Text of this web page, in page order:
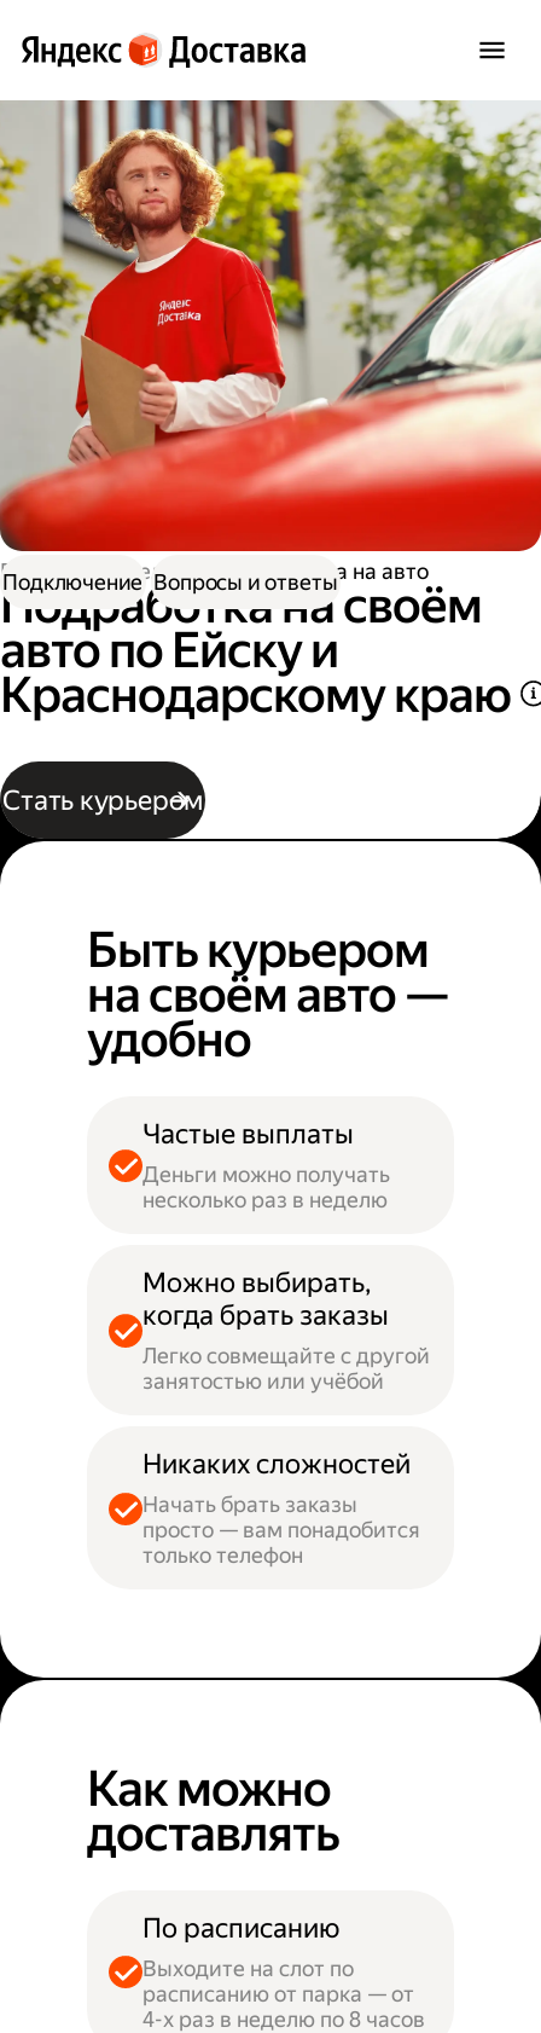
Работа водителем Подработка на авто
Подработка на своём
авто по Ейску и
Краснодарскому краю
Стать курьером
Подключение Вопросы и ответы
Быть курьером
на своём авто —
удобно
Частые выплаты
Деньги можно получать
несколько раз в неделю
Можно выбирать,
когда брать заказы
Легко совмещайте с другой
занятостью или учёбой
Никаких сложностей
Начать брать заказы
просто — вам понадобится
только телефон
Как можно
доставлять
По расписанию
Выходите на слот по
расписанию от парка — от
4-х раз в неделю по 8 часов